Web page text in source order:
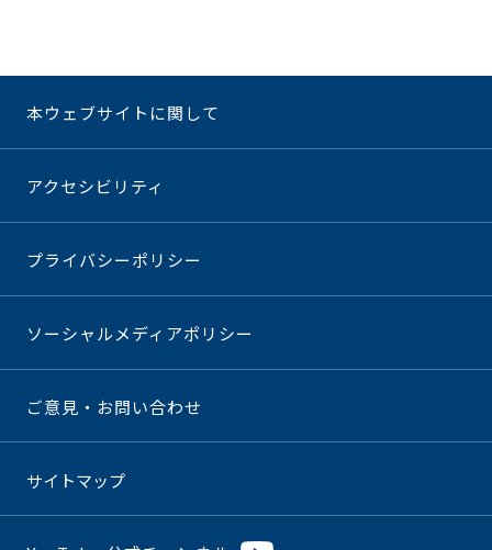
本ウェブサイトに関して
アクセシビリティ
プライバシーポリシー
ソーシャルメディアポリシー
ご意見・お問い合わせ
サイトマップ